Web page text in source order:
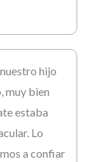
hijo
muy bien
estaba
Lo
a confiar